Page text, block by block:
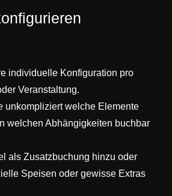
individuelle Konfiguration pro
Veranstaltung.
unkompliziert welche Elemente
welchen Abhängigkeiten buchbar
als Zusatzbuchung hinzu oder
Speisen oder gewisse Extras